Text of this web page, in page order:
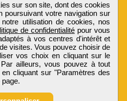
sur son site, dont des cookies
poursuivant votre navigation sur
utilisation de cookies, nos
de confidentialité pour vous
à vos centres d'intérêt et
visites. Vous pouvez choisir de
vos choix en cliquant sur le
Par ailleurs, vous pouvez à tout
cliquant sur "Paramètres des